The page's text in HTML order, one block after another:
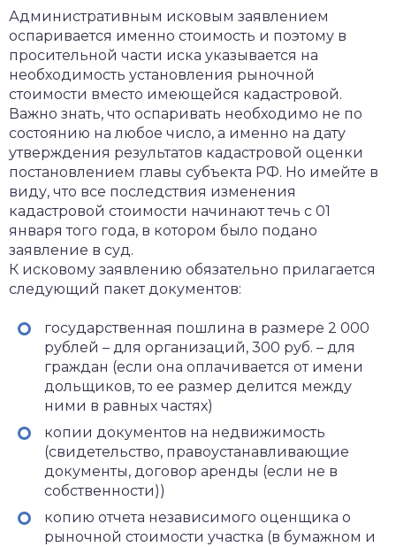
Административным исковым заявлением
оспаривается именно стоимость и поэтому в
просительной части иска указывается на
необходимость установления рыночной
стоимости вместо имеющейся кадастровой.
Важно знать, что оспаривать необходимо не по
состоянию на любое число, а именно на дату
утверждения результатов кадастровой оценки
постановлением главы субъекта РФ. Но имейте в
виду, что все последствия изменения
кадастровой стоимости начинают течь с 01
января того года, в котором было подано
заявление в суд.
К исковому заявлению обязательно прилагается
следующий пакет документов:
государственная пошлина в размере 2 000
рублей – для организаций, 300 руб. – для
граждан (если она оплачивается от имени
дольщиков, то ее размер делится между
ними в равных частях)
копии документов на недвижимость
(свидетельство, правоустанавливающие
документы, договор аренды (если не в
собственности))
копию отчета независимого оценщика о
рыночной стоимости участка (в бумажном и